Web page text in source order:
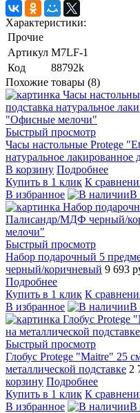
Характеристики:
Прочие
Артикул M7LF-1
Код
88792k
Похожие товары (8)
Быстрый просмотр
Часы настольные Protege
натуральное лакированное
В корзину Подробнее
Купить в 1 клик К
В избранное
В
Быстрый просмотр
Набор подарочный 5
черный/коричневый 9 693
Подробнее
Купить в 1 клик К
В избранное
В
Быстрый просмотр
Глобус Protege "Maitre" 25
металлической подставке 2
корзину Подробнее
Купить в 1 клик К
В избранное
В